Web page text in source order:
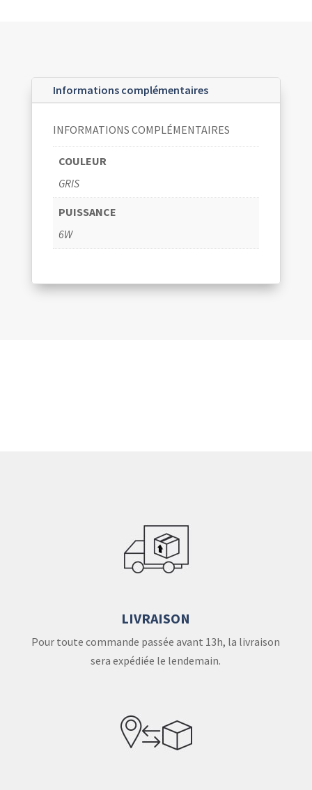
Informations complémentaires
INFORMATIONS COMPLÉMENTAIRES
COULEUR
GRIS
PUISSANCE
6W
LIVRAISON
Pour toute commande passée avant 13h, la livraison
sera expédiée le lendemain.